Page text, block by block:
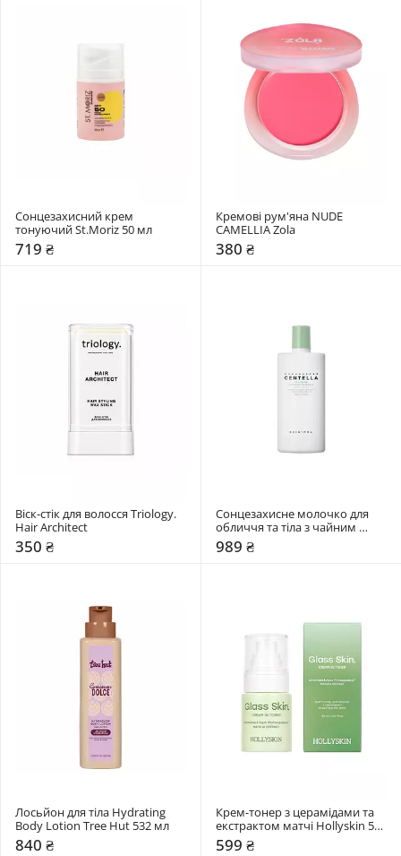
Сонцезахисний крем
тонуючий St.Moriz 50 мл
719 ₴
Кремові рум'яна NUDE
CAMELLIA Zola
380 ₴
Віск-стік для волосся Triology.
Hair Architect
350 ₴
Сонцезахисне молочко для
обличчя та тіла з чайним
деревом SKIN1004 50 мл
989 ₴
Лосьйон для тіла Hydrating
840 ₴
Крем-тонер з церамідами та
екстрактом матчі Hollyskin 50
мл
599 ₴